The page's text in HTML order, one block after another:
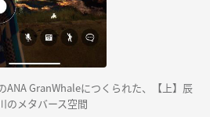
GranWhaleにつくられた、【上】辰
のメタバース空間